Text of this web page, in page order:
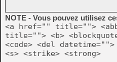
NOTE - Vous pouvez utilisez
<a href="" title="">
title=""> <b>
<code> <del
<s> <strike> <strong>